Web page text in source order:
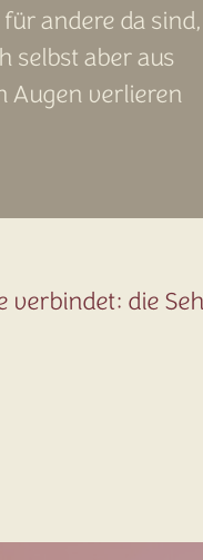
für andere da sind,
selbst aber aus
Augen verlieren
verbindet: die